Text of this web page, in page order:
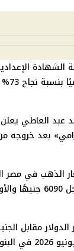
نجاح 73% ورابط الاستعلام
عبد العاطي
بعد خروجه
دولارًا
مقابل